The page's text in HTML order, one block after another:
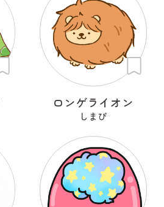
ロンゲライオン
しまぴ